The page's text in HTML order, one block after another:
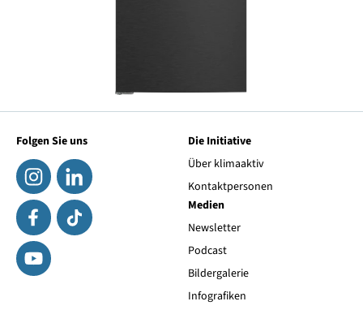
Folgen Sie uns
Die Initiative
Über klimaaktiv
Kontaktpersonen
Medien
Newsletter
Podcast
Bildergalerie
Infografiken